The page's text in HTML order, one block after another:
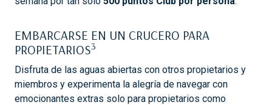
EMBARCARSE EN UN CRUCERO PARA
PROPIETARIOS3
Disfruta de las aguas abiertas con otros propietarios y
miembros y experimenta la alegría de navegar con
emocionantes extras solo para propietarios como